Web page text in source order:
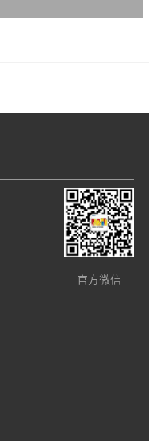
官方微信